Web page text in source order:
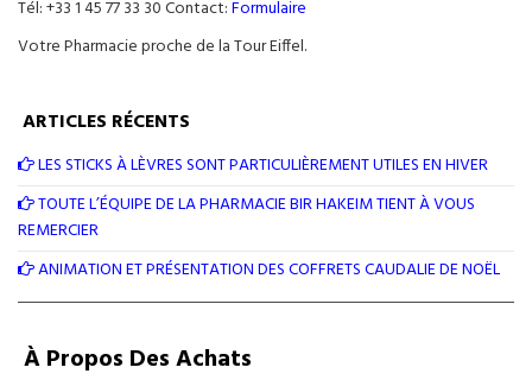
Tél: +33 1 45 77 33 30 Contact:Formulaire
Votre Pharmacie proche de la Tour Eiffel.
ARTICLES RÉCENTS
LES STICKS À LÈVRES SONT PARTICULIÈREMENT UTILES EN HIVER
TOUTE L’ÉQUIPE DE LA PHARMACIE BIR HAKEIM TIENT À VOUS
REMERCIER
ANIMATION ET PRÉSENTATION DES COFFRETS CAUDALIE DE NOËL
À Propos Des Achats